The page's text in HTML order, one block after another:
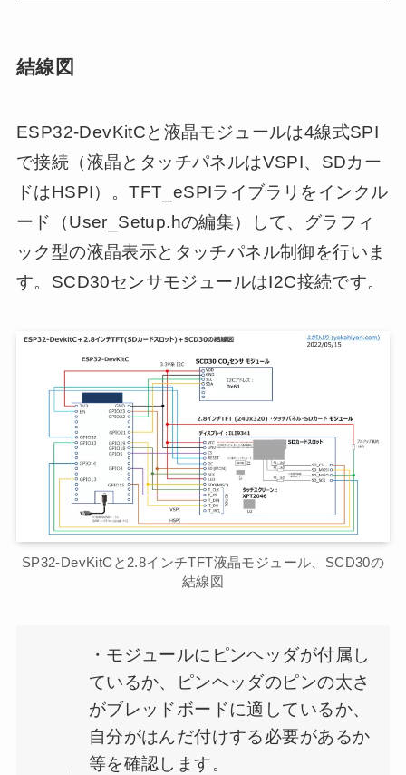
結線図
ESP32-DevKitCと液晶モジュールは4線式SPI
で接続（液晶とタッチパネルはVSPI、SDカー
ドはHSPI）。TFT_eSPIライブラリをインクル
ード（User_Setup.hの編集）して、グラフィ
ック型の液晶表示とタッチパネル制御を行いま
す。SCD30センサモジュールはI2C接続です。
SP32-DevKitCと2.8インチTFT液晶モジュール、SCD30の
結線図
・モジュールにピンヘッダが付属し
ているか、ピンヘッダのピンの太さ
がブレッドボードに適しているか、
自分がはんだ付けする必要があるか
等を確認します。